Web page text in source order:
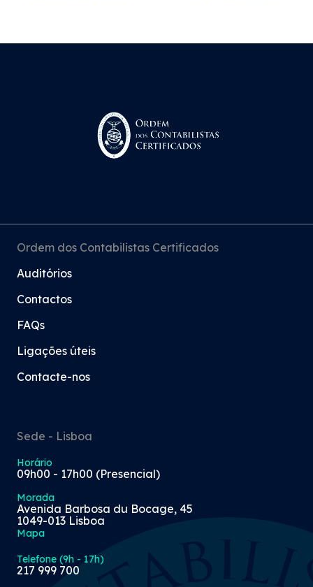
Ordem dos Contabilistas Certificados
Auditórios
Contactos
FAQs
Ligações úteis
Contacte-nos
Sede - Lisboa
Horário
09h00 - 17h00 (Presencial)
Morada
Avenida Barbosa du Bocage, 45
1049-013 Lisboa
Mapa
Telefone (9h - 17h)
217 999 700